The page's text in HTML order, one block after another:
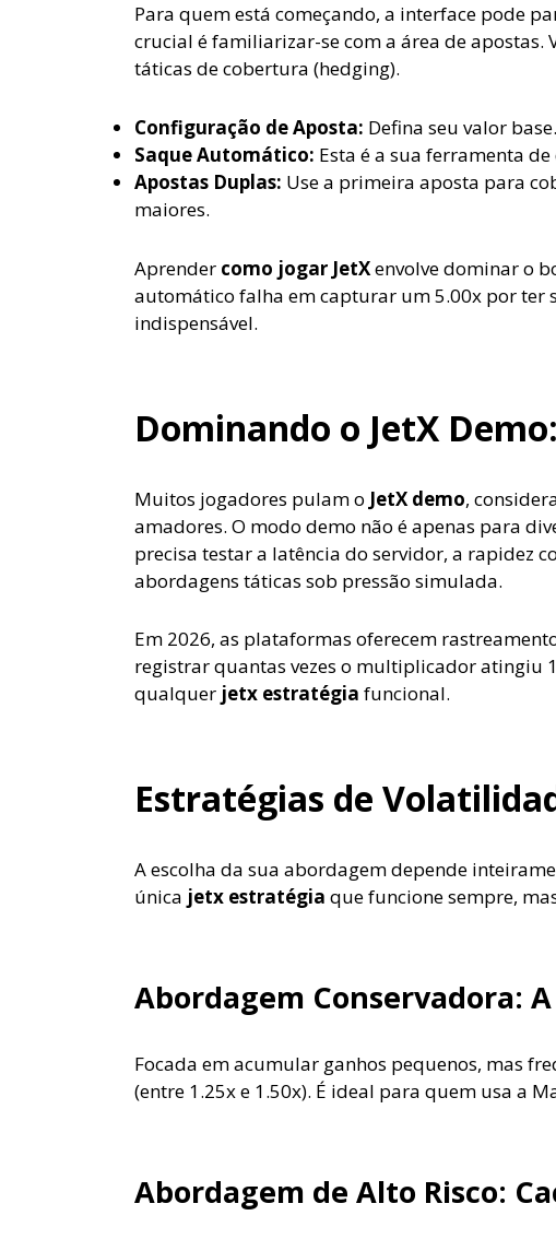
Para quem está começando, a interface pode
crucial é familiarizar-se com a área de
táticas de cobertura (hedging).
Configuração de Aposta: Defina seu valor
Saque Automático: Esta é a sua ferramenta
Apostas Duplas: Use a primeira aposta para
maiores.
Aprender como jogar JetXenvolve dominar o
automático falha em capturar um 5.00x por ter
indispensável.
Dominando o JetX
Muitos jogadores pulam o JetX demo,
amadores. O modo demo não é apenas para
precisa testar a latência do servidor, a rapidez
abordagens táticas sob pressão simulada.
Em 2026, as plataformas oferecem
registrar quantas vezes o multiplicador atingiu
qualquer jetx estratégia funcional.
Estratégias de
A escolha da sua abordagem depende
única jetx estratégia que funcione sempre,
Abordagem Conservadora:
Focada em acumular ganhos pequenos, mas
(entre 1.25x e 1.50x). É ideal para quem usa a
Abordagem de Alto Risco: